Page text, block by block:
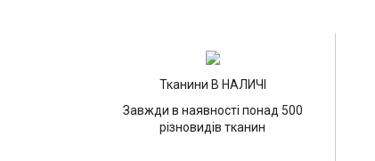
Тканини В НАЛИЧІ
Завжди в наявності понад 500
різновидів тканин